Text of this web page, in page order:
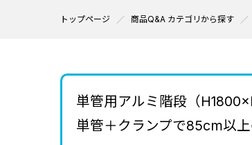
トップページ 商品Q&A カテゴリから探す
単管用アルミ階段（
単管＋クランプで85cm以